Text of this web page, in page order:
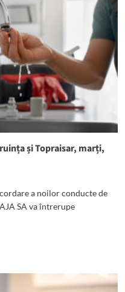
și Topraisar, marți,
a noilor conducte de
SA va întrerupe